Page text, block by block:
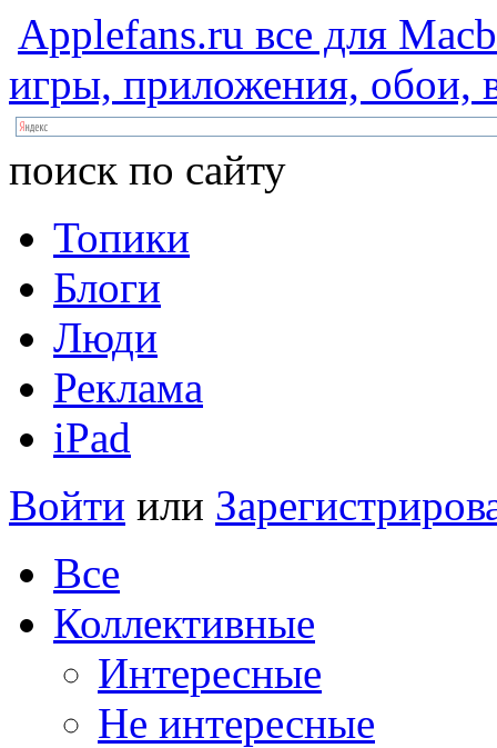
Applefans.ru все для
игры, приложения, обои,
поиск по сайту
Топики
Блоги
Люди
Реклама
iPad
Войти или
Все
Коллективные
Интересные
Не интересные